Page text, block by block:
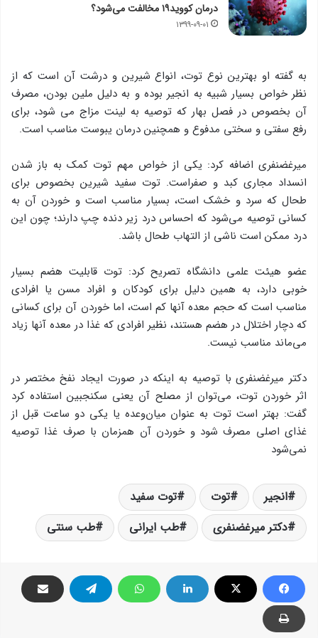
درمان کووید۱۹ مخالفت می‌شود؟
۱۳۹۹-۰۹-۰۱
به گفته او بهترین نوع توت، انواع شیرین و درشت آن است که از
نظر خواص بسیار شبیه به انجیر بوده و به دلیل ملین بودن، مصرف
آن بخصوص در فصل بهار که توصیه به لینت مزاج می شود، برای
رفع سفتی و سختی مدفوع و همچنین درمان یبوست مناسب است.
میرغضنفری اضافه کرد: یکی از خواص مهم توت کمک به باز شدن
انسداد مجاری کبد و صفراست. توت سفید شیرین بخصوص برای
طحال که سرد و خشک است، بسیار مناسب است و خوردن آن به
کسانی توصیه می‌شود که احساس درد زیر دنده چپ دارند؛ چون این
درد ممکن است ناشی از التهاب طحال باشد.
عضو هیئت علمی دانشگاه تصریح کرد: توت قابلیت هضم بسیار
خوبی دارد، به همین دلیل برای کودکان و افراد مسن یا افرادی
مناسب است که حجم معده آنها کم است، اما خوردن آن برای کسانی
که دچار اختلال در هضم هستند، نظیر افرادی که غذا در معده‌ آنها زیاد
می‌ماند مناسب نیست.
دکتر میرغضنفری با توصیه به اینکه در صورت ایجاد نفخ مختصر در
اثر خوردن‌ توت، می‌توان از مصلح آن یعنی سکنجبین استفاده کرد
گفت: بهتر است توت به عنوان میان‌وعده یا یکی دو ساعت قبل از
غذای اصلی مصرف شود و خوردن آن همزمان با صرف غذا توصیه
نمی‌شود
انجیر توت
توت سفید
دکتر میرغضنفری
طب ایرانی طب سنتی